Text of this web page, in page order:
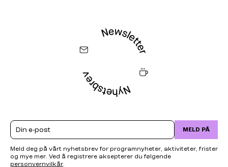
Email MELD PÅ
Meld deg på vårt nyhetsbrev for programnyheter, aktiviteter, frister
og mye mer. Ved å registrere aksepterer du følgende
personvernvilkår.